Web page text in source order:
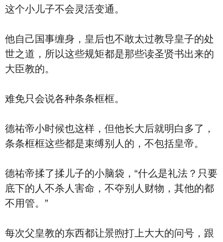
这个小儿子不会灵活变通。
他自己国事缠身，皇后也不敢太过教导皇子的处
世之道，所以这些规矩都是那些读圣贤书出来的
大臣教的。
难免只会说各种条条框框。
德祐帝小时候也这样，但他长大后就明白多了，
条条框框这些都是束缚别人的，不包括皇帝。
德祐帝揉了揉儿子的小脑袋，“什么是礼法？只要
底下的人不杀人害命，不夺别人财物，其他的都
不用管。”
每次父皇教的东西都让景煦打上大大的问号，跟